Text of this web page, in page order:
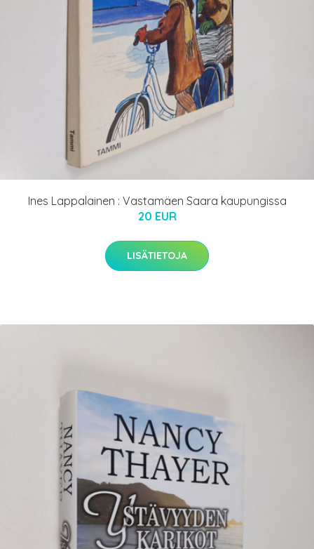
Ines Lappalainen : Vastamäen Saara kaupungissa
20 EUR
LISÄTIETOJA